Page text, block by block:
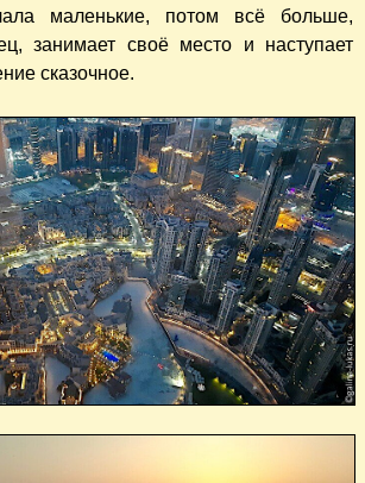
маленькие, потом всё больше,
занимает своё место и наступает
сказочное.